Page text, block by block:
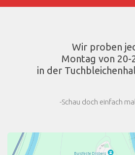
Wir proben
Montag von 20-
in der
-Schau doch einfach